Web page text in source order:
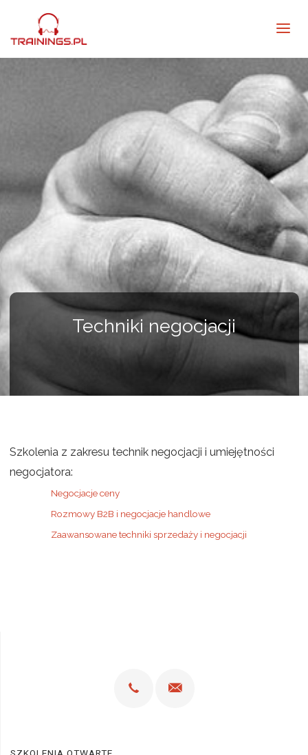
Techniki negocjacji
Szkolenia z zakresu technik negocjacji i umiejętności
negocjatora:
Negocjacje ceny
Rozmowy B2B i negocjacje handlowe
Zaawansowane techniki sprzedaży i negocjacji
SZKOLENIA OTWARTE